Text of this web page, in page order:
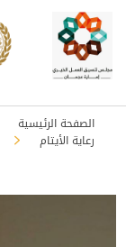
الصفحة الرئيسية
رعاية الأيتام